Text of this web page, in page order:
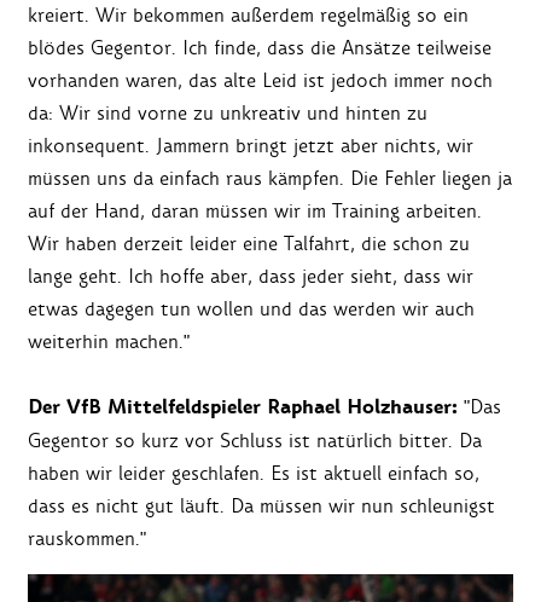
kreiert. Wir bekommen außerdem regelmäßig so ein
blödes Gegentor. Ich finde, dass die Ansätze teilweise
vorhanden waren, das alte Leid ist jedoch immer noch
da: Wir sind vorne zu unkreativ und hinten zu
inkonsequent. Jammern bringt jetzt aber nichts, wir
müssen uns da einfach raus kämpfen. Die Fehler liegen ja
auf der Hand, daran müssen wir im Training arbeiten.
Wir haben derzeit leider eine Talfahrt, die schon zu
lange geht. Ich hoffe aber, dass jeder sieht, dass wir
etwas dagegen tun wollen und das werden wir auch
weiterhin machen."
Der VfB Mittelfeldspieler Raphael Holzhauser: "Das
Gegentor so kurz vor Schluss ist natürlich bitter. Da
haben wir leider geschlafen. Es ist aktuell einfach so,
dass es nicht gut läuft. Da müssen wir nun schleunigst
rauskommen."